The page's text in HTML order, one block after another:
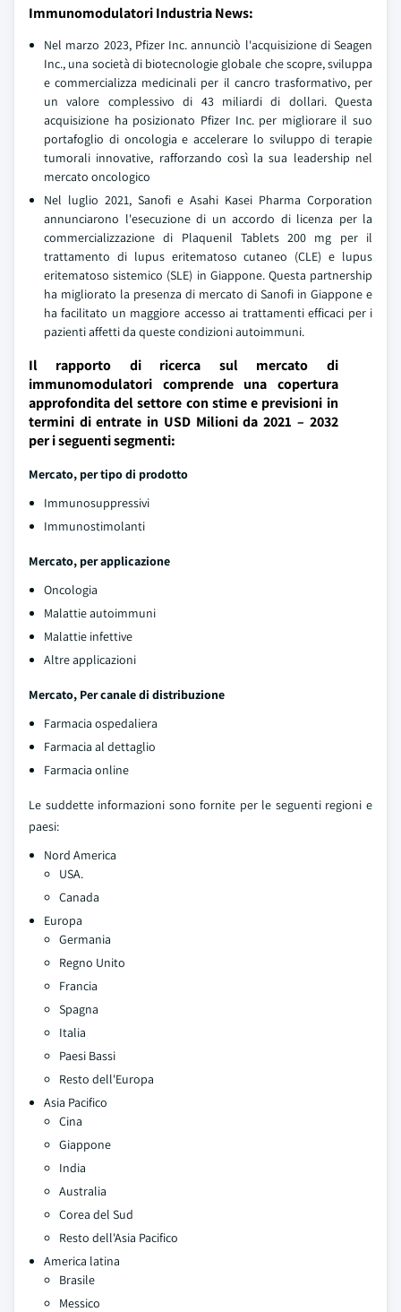
Immunomodulatori Industria News:
Nel marzo 2023, Pfizer Inc. annunciò l'acquisizione di Seagen
Inc., una società di biotecnologie globale che scopre, sviluppa
e commercializza medicinali per il cancro trasformativo, per
un valore complessivo di 43 miliardi di dollari. Questa
acquisizione ha posizionato Pfizer Inc. per migliorare il suo
portafoglio di oncologia e accelerare lo sviluppo di terapie
tumorali innovative, rafforzando così la sua leadership nel
mercato oncologico
Nel luglio 2021, Sanofi e Asahi Kasei Pharma Corporation
annunciarono l'esecuzione di un accordo di licenza per la
commercializzazione di Plaquenil Tablets 200 mg per il
trattamento di lupus eritematoso cutaneo (CLE) e lupus
eritematoso sistemico (SLE) in Giappone. Questa partnership
ha migliorato la presenza di mercato di Sanofi in Giappone e
ha facilitato un maggiore accesso ai trattamenti efficaci per i
pazienti affetti da queste condizioni autoimmuni.
Il rapporto di ricerca sul mercato di
immunomodulatori comprende una copertura
approfondita del settore con stime e previsioni in
termini di entrate in USD Milioni da 2021 – 2032
per i seguenti segmenti:
Mercato, per tipo di prodotto
Immunosuppressivi
Immunostimolanti
Mercato, per applicazione
Oncologia
Malattie autoimmuni
Malattie infettive
Altre applicazioni
Mercato, Per canale di distribuzione
Farmacia ospedaliera
Farmacia al dettaglio
Farmacia online
Le suddette informazioni sono fornite per le seguenti regioni e
paesi:
Nord America
USA.
Canada
Europa
Germania
Regno Unito
Francia
Spagna
Italia
Paesi Bassi
Resto dell'Europa
Asia Pacifico
Cina
Giappone
India
Australia
Corea del Sud
Resto dell'Asia Pacifico
America latina
Brasile
Messico